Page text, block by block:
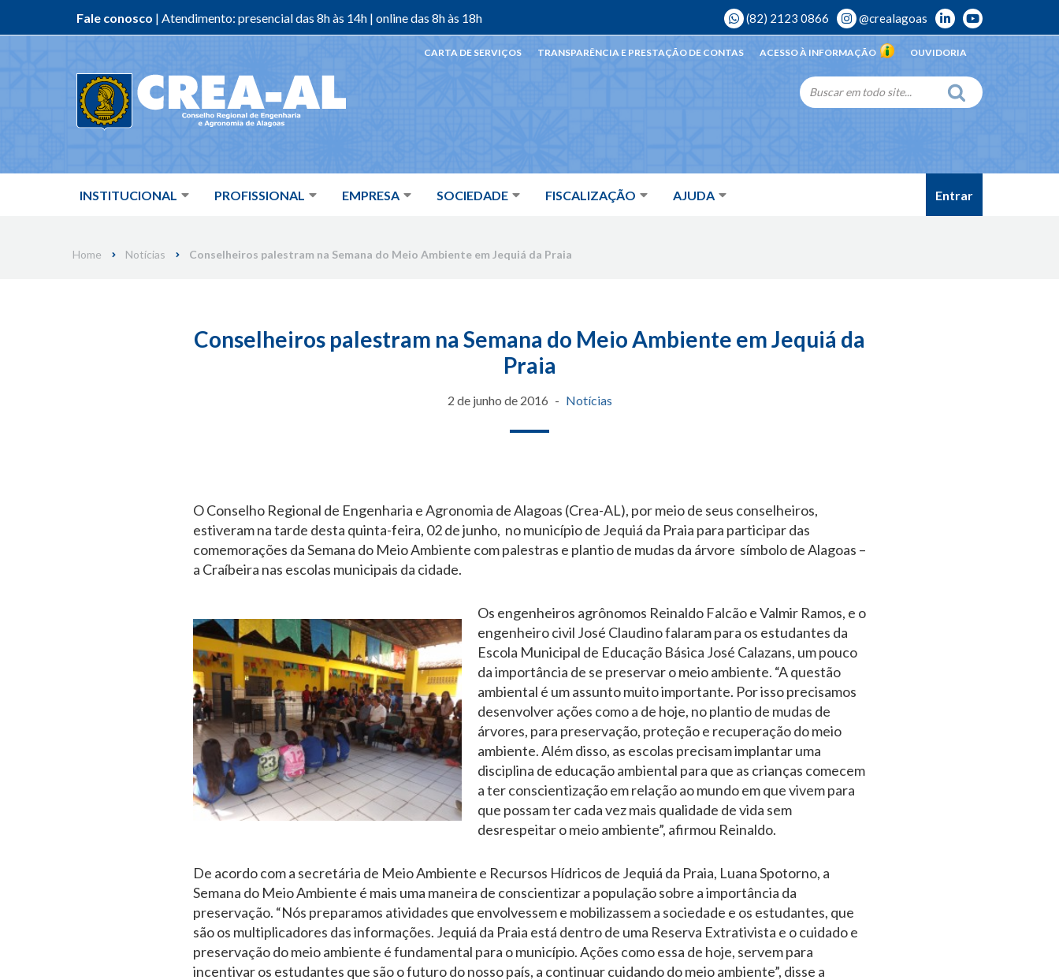
Fale conosco | Atendimento: presencial das 8h às 14h | online das 8h às 18h (82) 2123 0866 @crealagoas
INSTITUCIONAL PROFISSIONAL EMPRESA SOCIEDADE FISCALIZAÇÃO AJUDA
OUVIDORIA
ACESSO À INFORMAÇÃO
TRANSPARÊNCIA E PRESTAÇÃO DE CONTAS
CARTA DE SERVIÇOS
Entrar
Home Notícias Conselheiros palestram na Semana do Meio Ambiente em Jequiá da Praia
Conselheiros palestram na Semana do Meio Ambiente em Jequiá da
Praia
2 de junho de 2016 Notícias
O Conselho Regional de Engenharia e Agronomia de Alagoas (Crea-AL), por meio de seus conselheiros,
estiveram na tarde desta quinta-feira, 02 de junho, no município de Jequiá da Praia para participar das
comemorações da Semana do Meio Ambiente com palestras e plantio de mudas da árvore símbolo de Alagoas –
a Craíbeira nas escolas municipais da cidade.
Os engenheiros agrônomos Reinaldo Falcão e Valmir Ramos, e o
engenheiro civil José Claudino falaram para os estudantes da
Escola Municipal de Educação Básica José Calazans, um pouco
da importância de se preservar o meio ambiente. “A questão
ambiental é um assunto muito importante. Por isso precisamos
desenvolver ações como a de hoje, no plantio de mudas de
árvores, para preservação, proteção e recuperação do meio
ambiente. Além disso, as escolas precisam implantar uma
disciplina de educação ambiental para que as crianças comecem
a ter conscientização em relação ao mundo em que vivem para
que possam ter cada vez mais qualidade de vida sem
desrespeitar o meio ambiente”, afirmou Reinaldo.
De acordo com a secretária de Meio Ambiente e Recursos Hídricos de Jequiá da Praia, Luana Spotorno, a
Semana do Meio Ambiente é mais uma maneira de conscientizar a população sobre a importância da
preservação. “Nós preparamos atividades que envolvessem e mobilizassem a sociedade e os estudantes, que
são os multiplicadores das informações. Jequiá da Praia está dentro de uma Reserva Extrativista e o cuidado e
preservação do meio ambiente é fundamental para o município. Ações como essa de hoje, servem para
incentivar os estudantes que são o futuro do nosso país, a continuar cuidando do meio ambiente”, disse a